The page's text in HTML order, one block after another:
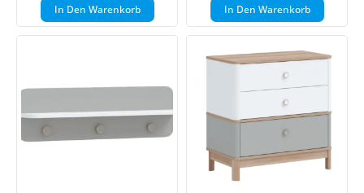
In Den Warenkorb In Den Warenkorb